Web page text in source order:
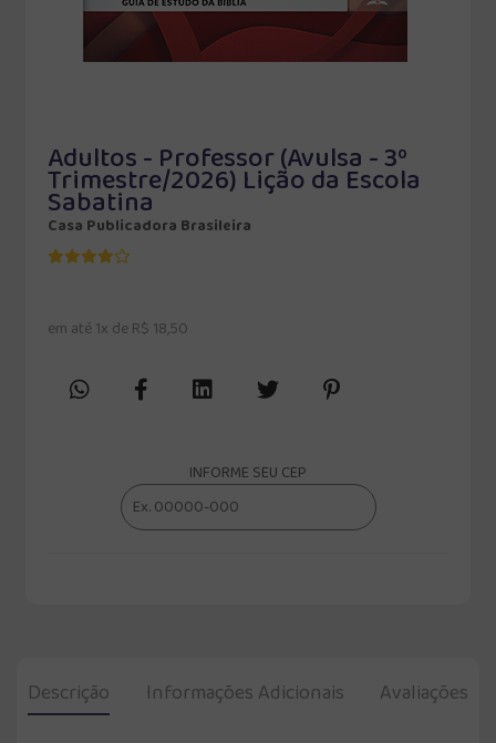
Adultos - Professor (Avulsa - 3º
Trimestre/2026) Lição da Escola
Sabatina
Casa Publicadora Brasileira
em até 1x de R$ 18,50
INFORME SEU CEP
Descrição Informações Adicionais Avaliações